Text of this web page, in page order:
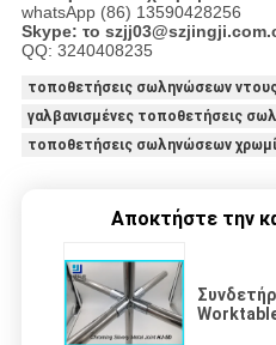
whatsApp (86) 13590428256
Skype: το
QQ: 3240408235
τοποθετήσεις σωληνώσεων
γαλβανισμένες τοποθετήσεις
τοποθετήσεις σωληνώσεων
Αποκτήστε την